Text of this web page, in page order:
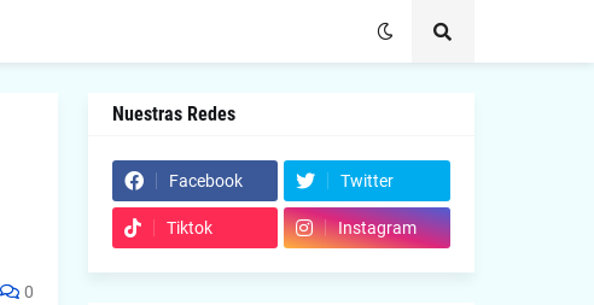
0
Nuestras Redes
Facebook Twitter
Tiktok Instagram